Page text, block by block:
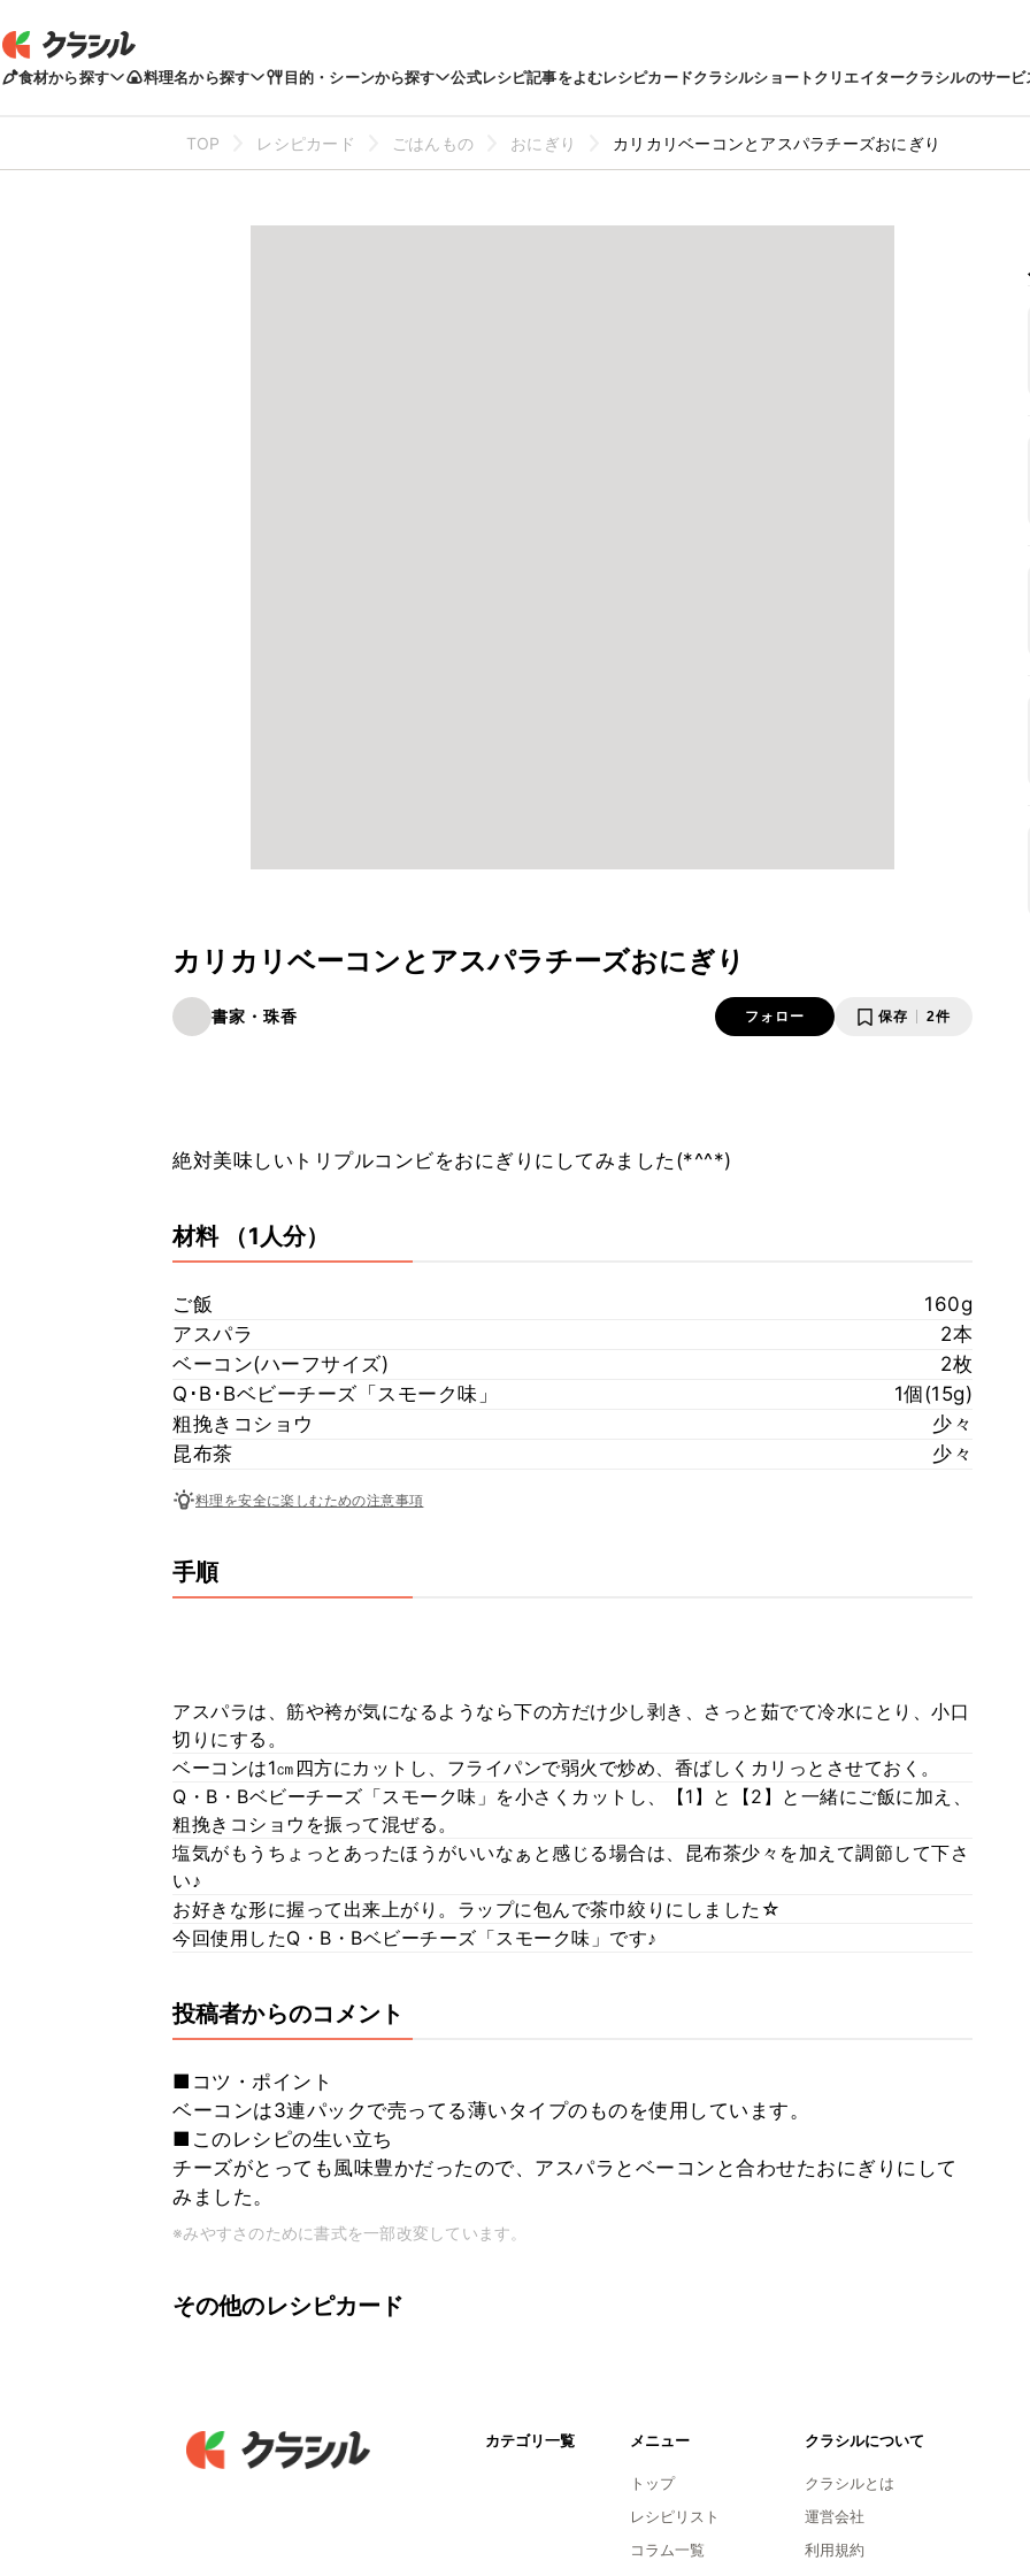
食材から探す 料理名から探す 目的・シーンから探す 公式レシピ記事をよむレシピカードクラシルショートクリエイタークラシルのサービ
TOP レシピカード ごはんもの おにぎり カリカリベーコンとアスパラチーズおにぎり
カリカリベーコンとアスパラチーズおにぎり
書家・珠香 フォロー 保存 2件
絶対美味しいトリプルコンビをおにぎりにしてみました(*^^*)
材料 （1人分）
ご飯
160g
アスパラ
2本
ベーコン(ハーフサイズ)
2枚
Q･B･Bベビーチーズ「スモーク味」
1個(15g)
粗挽きコショウ
少々
昆布茶
少々
料理を安全に楽しむための注意事項
手順
アスパラは、筋や袴が気になるようなら下の方だけ少し剥き、さっと茹でて冷水にとり、小口
切りにする。
ベーコンは1㎝四方にカットし、フライパンで弱火で炒め、香ばしくカリっとさせておく。
Q・B・Bベビーチーズ「スモーク味」を小さくカットし、【1】と【2】と一緒にご飯に加え、
粗挽きコショウを振って混ぜる。
塩気がもうちょっとあったほうがいいなぁと感じる場合は、昆布茶少々を加えて調節して下さ
い♪
お好きな形に握って出来上がり。ラップに包んで茶巾絞りにしました☆
今回使用したQ・B・Bベビーチーズ「スモーク味」です♪
投稿者からのコメント
■コツ・ポイント
ベーコンは3連パックで売ってる薄いタイプのものを使用しています。
■このレシピの生い立ち
チーズがとっても風味豊かだったので、アスパラとベーコンと合わせたおにぎりにして
みました。
※みやすさのために書式を一部改変しています。
その他のレシピカード
カテゴリ一覧 メニュー
トップ
レシピリスト
コラム一覧
クラシルについて
クラシルとは
運営会社
利用規約